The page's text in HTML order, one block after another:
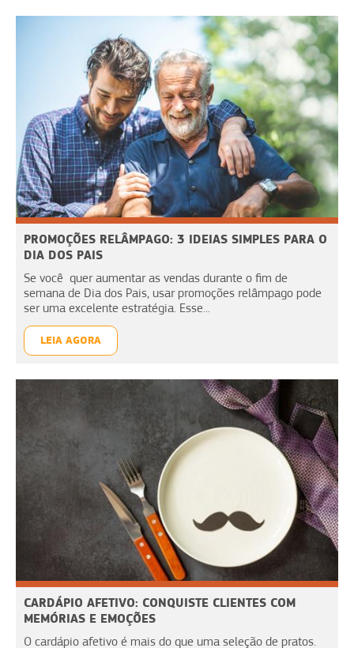
PROMOÇÕES RELÂMPAGO: 3 IDEIAS SIMPLES PARA O
DIA DOS PAIS
Se você quer aumentar as vendas durante o fim de
semana de Dia dos Pais, usar promoções relâmpago pode
ser uma excelente estratégia. Esse...
LEIA AGORA
CARDÁPIO AFETIVO: CONQUISTE CLIENTES COM
MEMÓRIAS E EMOÇÕES
O cardápio afetivo é mais do que uma seleção de pratos.